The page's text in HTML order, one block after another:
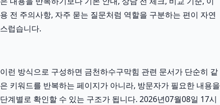
용 전 주의사항, 자주 묻는 질문처럼 역할을 구분하는 편이 자연
스럽습니다.
이런 방식으로 구성하면 금천하수구막힘 관련 문서가 단순히 같
은 키워드를 반복하는 페이지가 아니라, 방문자가 필요한 내용을
단계별로 확인할 수 있는 구조가 됩니다. 2026년07월08일 17시